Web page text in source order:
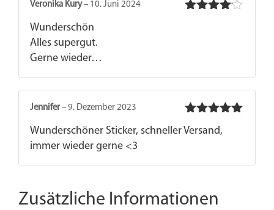
Veronika Kury– 10. Juni 2024
Wunderschön
Alles supergut.
Gerne wieder…
Bewertet
mit5 von 5
Jennifer– 9. Dezember 2023
Wunderschöner Sticker, schneller Versand,
immer wieder gerne <3
Zusätzliche Informationen